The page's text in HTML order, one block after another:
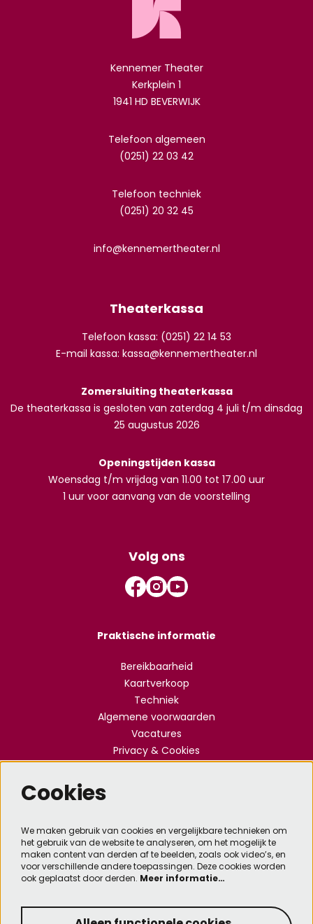
Kennemer Theater
Kerkplein 1
1941 HD BEVERWIJK
Telefoon algemeen
(0251) 22 03 42
Telefoon techniek
(0251) 20 32 45
info@kennemertheater.nl
Theaterkassa
Telefoon kassa: (0251) 22 14 53
E-mail kassa: kassa@kennemertheater.nl
Zomersluiting theaterkassa
De theaterkassa is gesloten van zaterdag 4 juli t/m dinsdag
25 augustus 2026
Openingstijden kassa
Woensdag t/m vrijdag van 11.00 tot 17.00 uur
1 uur voor aanvang van de voorstelling
Volg ons
Praktische informatie
Bereikbaarheid
Kaartverkoop
Techniek
Algemene voorwaarden
Vacatures
Privacy & Cookies
Meld je aan voor de nieuwsbrief
Aanmelden
Cookies
We maken gebruik van cookies en vergelijkbare technieken om
het gebruik van de website te analyseren, om het mogelijk te
maken content van derden af te beelden, zoals ook video’s, en
voor verschillende andere toepassingen. Deze cookies worden
ook geplaatst door derden. Meer informatie…